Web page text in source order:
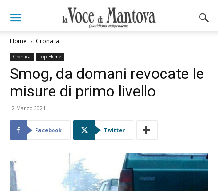
Home Cronaca
Cronaca Top-Home
Smog, da domani revocate le
misure di primo livello
2 Marzo 2021
Facebook Twitter